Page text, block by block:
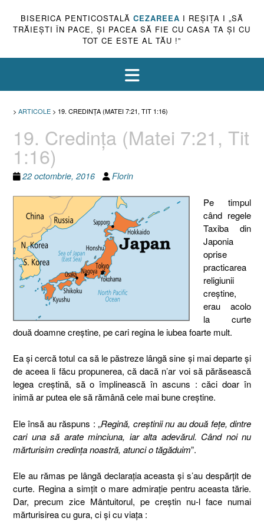
BISERICA PENTICOSTALĂ CEZAREEA I REŞIŢA I „SĂ
TRĂIEŞTI ÎN PACE, ŞI PACEA SĂ FIE CU CASA TA ŞI CU
TOT CE ESTE AL TĂU !”
> ARTICOLE > 19. CREDINŢA (MATEI 7:21, TIT 1:16)
19. Credinţa (Matei 7:21, Tit
1:16)
22 octombrie, 2016 Florin
Pe timpul
când regele
Taxiba din
Japonia
oprise
practicarea
religiunii
creştine,
erau acolo
la curte
două doamne creştine, pe cari regina le iubea foarte mult.
Ea şi cercă totul ca să le păstreze lângă sine şi mai departe şi
de aceea li făcu propunerea, că dacă n’ar voi să părăsească
legea creştină, să o împlinească în ascuns : căci doar în
inimă ar putea ele să rămână cele mai bune creştine.
Ele însă au răspuns : „Regină, creştinii nu au două feţe, dintre
cari una să arate minciuna, iar alta adevărul. Când noi nu
mărturisim credinţa noastră, atunci o tăgăduim”.
Ele au rămas pe lângă declaraţia aceasta şi s’au despărţit de
curte. Regina a simţit o mare admiraţie pentru aceasta tărie.
Dar, precum zice Mântuitorul, pe creştin nu-l face numai
mărturisirea cu gura, ci şi cu viaţa :